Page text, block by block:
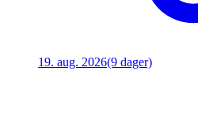
19. aug. 2026(9 dager)